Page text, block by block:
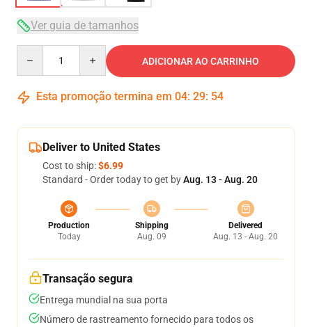
Ver guia de tamanhos
ADICIONAR AO CARRINHO
Esta promoção termina em 04: 29: 54
Deliver to United States
Cost to ship:$6.99
Standard - Order today to get byAug. 13 - Aug. 20
Production
Today
Shipping
Aug. 09
Delivered
Aug. 13 - Aug. 20
Transação segura
Entrega mundial na sua porta
Número de rastreamento fornecido para todos os